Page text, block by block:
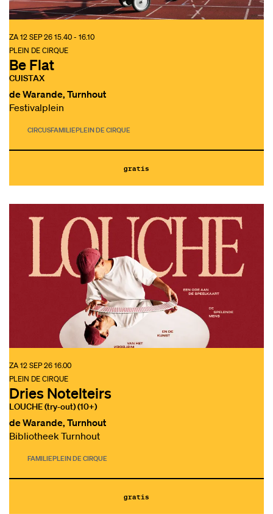
Be Flat
CUISTAX
PLEIN DE CIRQUE
ZA 12 SEP 2615.40 - 16.10
de Warande, Turnhout
Festivalplein
CIRCUSFAMILIEPLEIN DE CIRQUE
gratis
Dries Notelteirs
LOUCHE (try-out) (10+)
PLEIN DE CIRQUE
ZA 12 SEP 2616.00
de Warande, Turnhout
Bibliotheek Turnhout
FAMILIEPLEIN DE CIRQUE
gratis